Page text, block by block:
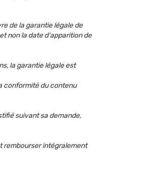
de la garantie légale de
non la date d'apparition de
la garantie légale est
conformité du contenu
suivant sa demande,
rembourser intégralement